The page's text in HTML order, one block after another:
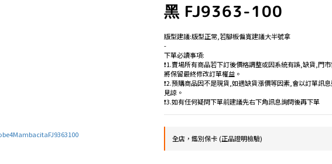
黑 FJ9363-100
版型建議:版型正常,若腳板偏寬建議大半號拿
-
下單必讀事項:
❗️1.賣場所有商品若下訂後價格調整或因系統有誤,缺貨,門
將保留最終修改訂單權益。
❗️2.預購商品因不是現貨,如遇缺貨漲價等因素,會以訂單訊
見諒。
❗️3.如有任何疑問下單前建議先右下角訊息詢問後再下單
全店，鑑別保卡 (正品證明檢驗)